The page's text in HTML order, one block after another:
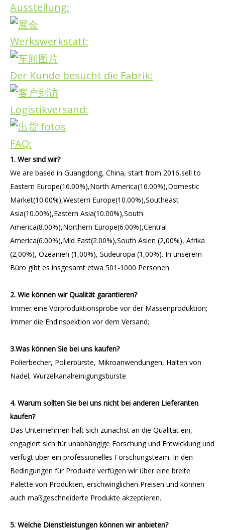
Ausstellung:
Werkswerkstatt:
Der Kunde besucht die Fabrik:
Logistikversand:
FAQ:
1. Wer sind wir?
We are based in Guangdong, China, start from 2016,sell to
Eastern Europe(16.00%),North America(16.00%),Domestic
Market(10.00%),Western Europe(10.00%),Southeast
Asia(10.00%),Eastern Asia(10.00%),South
America(8.00%),Northern Europe(6.00%),Central
America(6.00%),Mid East(2.00%),South Asien (2,00%), Afrika
(2,00%), Ozeanien (1,00%), Südeuropa (1,00%). In unserem
Büro gibt es insgesamt etwa 501-1000 Personen.
2. Wie können wir Qualität garantieren?
Immer eine Vorproduktionsprobe vor der Massenproduktion;
Immer die Endinspektion vor dem Versand;
3.Was können Sie bei uns kaufen?
Polierbecher, Polierbürste, Mikroanwendungen, Halten von
Nadel, Wurzelkanalreinigungsbürste
4. Warum sollten Sie bei uns nicht bei anderen Lieferanten
kaufen?
Das Unternehmen hält sich zunächst an die Qualität ein,
engagiert sich für unabhängige Forschung und Entwicklung und
verfügt über ein professionelles Forschungsteam. In den
Bedingungen für Produkte verfügen wir über eine breite
Palette von Produkten, erschwinglichen Preisen und können
auch maßgeschneiderte Produkte akzeptieren.
5. Welche Dienstleistungen können wir anbieten?